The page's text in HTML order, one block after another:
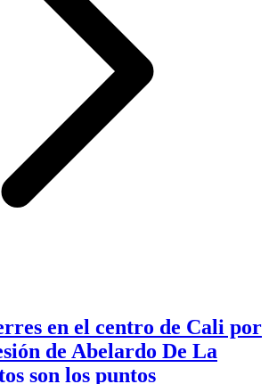
en el centro de Cali por
de Abelardo De La
son los puntos